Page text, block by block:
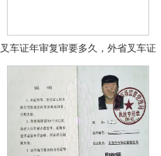
叉车证年审复审要多久，外省叉车证
年审换证